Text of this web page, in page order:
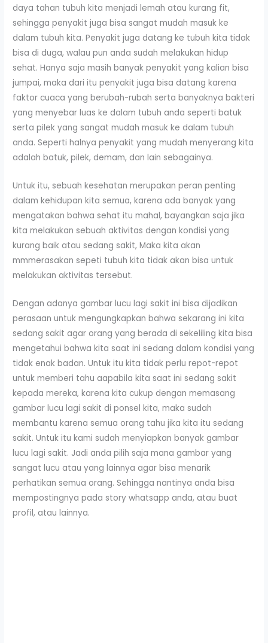
daya tahan tubuh kita menjadi lemah atau kurang fit,
sehingga penyakit juga bisa sangat mudah masuk ke
dalam tubuh kita. Penyakit juga datang ke tubuh kita tidak
bisa di duga, walau pun anda sudah melakukan hidup
sehat. Hanya saja masih banyak penyakit yang kalian bisa
jumpai, maka dari itu penyakit juga bisa datang karena
faktor cuaca yang berubah-rubah serta banyaknya bakteri
yang menyebar luas ke dalam tubuh anda seperti batuk
serta pilek yang sangat mudah masuk ke dalam tubuh
anda. Seperti halnya penyakit yang mudah menyerang kita
adalah batuk, pilek, demam, dan lain sebagainya.
Untuk itu, sebuah kesehatan merupakan peran penting
dalam kehidupan kita semua, karena ada banyak yang
mengatakan bahwa sehat itu mahal, bayangkan saja jika
kita melakukan sebuah aktivitas dengan kondisi yang
kurang baik atau sedang sakit, Maka kita akan
mmmerasakan sepeti tubuh kita tidak akan bisa untuk
melakukan aktivitas tersebut.
Dengan adanya gambar lucu lagi sakit ini bisa dijadikan
perasaan untuk mengungkapkan bahwa sekarang ini kita
sedang sakit agar orang yang berada di sekeliling kita bisa
mengetahui bahwa kita saat ini sedang dalam kondisi yang
tidak enak badan. Untuk itu kita tidak perlu repot-repot
untuk memberi tahu aapabila kita saat ini sedang sakit
kepada mereka, karena kita cukup dengan memasang
gambar lucu lagi sakit di ponsel kita, maka sudah
membantu karena semua orang tahu jika kita itu sedang
sakit. Untuk itu kami sudah menyiapkan banyak gambar
lucu lagi sakit. Jadi anda pilih saja mana gambar yang
sangat lucu atau yang lainnya agar bisa menarik
perhatikan semua orang. Sehingga nantinya anda bisa
mempostingnya pada story whatsapp anda, atau buat
profil, atau lainnya.